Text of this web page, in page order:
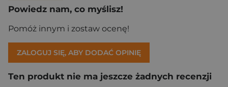
Powiedz nam, co myślisz!
Pomóż innym i zostaw ocenę!
ZALOGUJ SIĘ, ABY DODAĆ OPINIĘ
Ten produkt nie ma jeszcze żadnych recenzji